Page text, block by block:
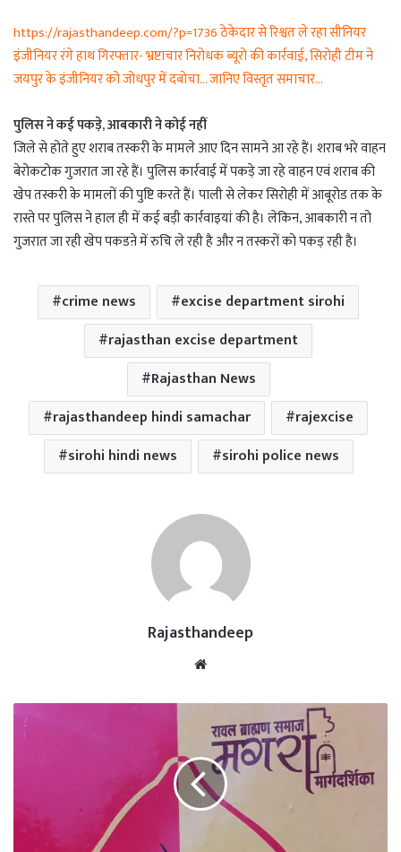
https://rajasthandeep.com/?p=1736 ठेकेदार से रिश्वत ले रहा सीनियर
इंजीनियर रंगे हाथ गिरफ्तार- भ्रष्टाचार निरोधक ब्यूरो की कार्रवाई, सिरोही टीम ने
जयपुर के इंजीनियर को जोधपुर में दबोचा… जानिए विस्तृत समाचार…
पुलिस ने कई पकड़े, आबकारी ने कोई नहीं
जिले से होते हुए शराब तस्करी के मामले आए दिन सामने आ रहे हैं। शराब भरे वाहन
बेरोकटोक गुजरात जा रहे हैं। पुलिस कार्रवाई में पकड़े जा रहे वाहन एवं शराब की
खेप तस्करी के मामलों की पुष्टि करते हैं। पाली से लेकर सिरोही में आबूरोड तक के
रास्ते पर पुलिस ने हाल ही में कई बड़ी कार्रवाइयां की है। लेकिन, आबकारी न तो
गुजरात जा रही खेप पकडऩे में रुचि ले रही है और न तस्करों को पकड़ रही है।
crime news
excise department sirohi
rajasthan excise department
Rajasthan News
rajasthandeep hindi samachar
rajexcise
sirohi hindi news
sirohi police news
Rajasthandeep